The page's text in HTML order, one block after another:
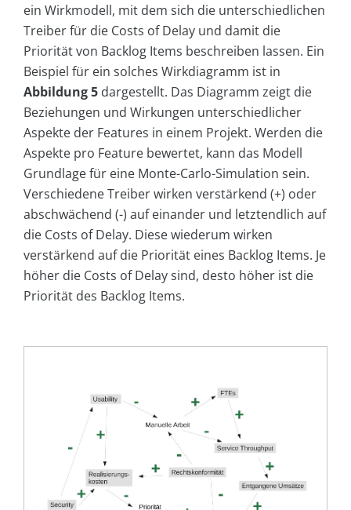
ein Wirkmodell, mit dem sich die unterschiedlichen
Treiber für die Costs of Delay und damit die
Priorität von Backlog Items beschreiben lassen. Ein
Beispiel für ein solches Wirkdiagramm ist in
Abbildung 5 dargestellt. Das Diagramm zeigt die
Beziehungen und Wirkungen unterschiedlicher
Aspekte der Features in einem Projekt. Werden die
Aspekte pro Feature bewertet, kann das Modell
Grundlage für eine Monte-Carlo-Simulation sein.
Verschiedene Treiber wirken verstärkend (+) oder
abschwächend (-) auf einander und letztendlich auf
die Costs of Delay. Diese wiederum wirken
verstärkend auf die Priorität eines Backlog Items. Je
höher die Costs of Delay sind, desto höher ist die
Priorität des Backlog Items.